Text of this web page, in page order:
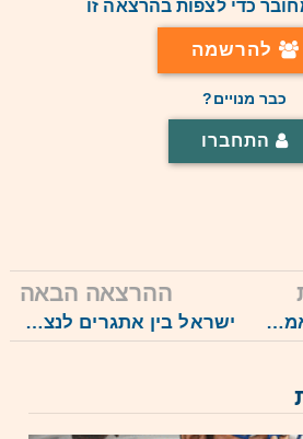
כדי לצפות בהרצאה זו
להרשמה
כבר מנויים?
התחברו
הנקמה הגדולה: טראמפ יחסל את האייתולות? 19.11.24
ההרצאה הבאה
ישראל בין אתגרים לנצחונות, הרצאת סיכום של שנה סוערת, 17.12.24